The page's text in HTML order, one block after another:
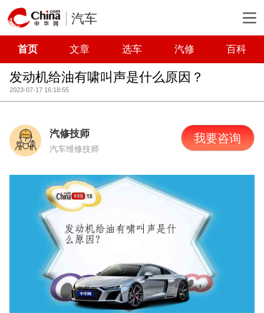
汽车
首页 文章 选车 汽修 百科
发动机给油有啸叫声是什么原因？
2023-07-17 16:18:55
汽修技师
汽车维修技师
我要咨询